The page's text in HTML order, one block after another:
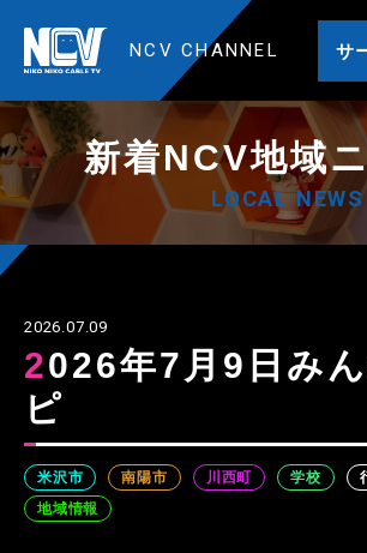
NCV CHANNEL サ
新着NCV地域
LOCAL NEWS
2026.07.09
2026年7月9日みんなのNト
ピ
米沢市 南陽市 川西町 学校
地域情報